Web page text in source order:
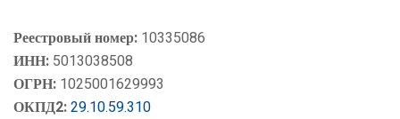
Реестровый номер: 10335086
ИНН: 5013038508
ОГРН: 1025001629993
ОКПД2:29.10.59.310